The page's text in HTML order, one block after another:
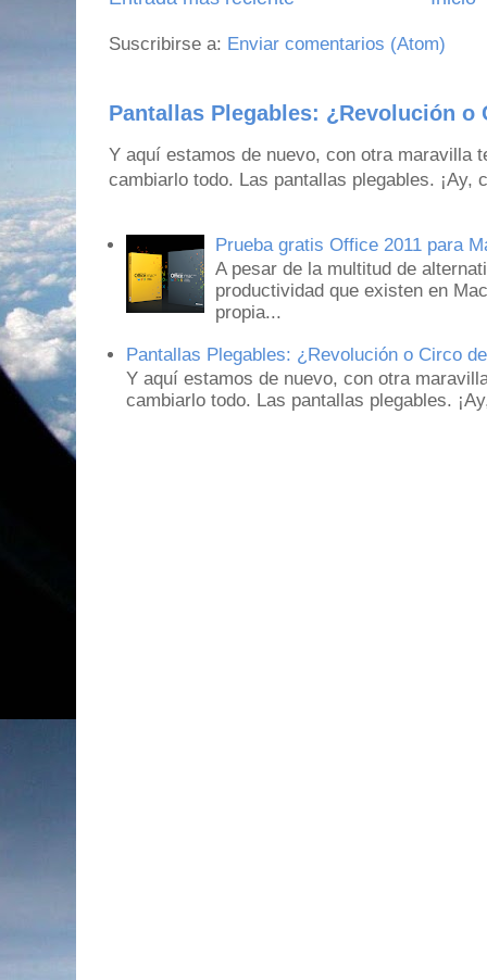
Suscribirse a: Enviar comentarios (Atom)
Pantallas Plegables: ¿Revolución o
Y aquí estamos de nuevo, con otra maravilla
cambiarlo todo. Las pantallas plegables. ¡Ay,
Prueba gratis Office 2011 para
A pesar de la multitud de
productividad que existen en
propia...
Pantallas Plegables: ¿Revolución o Circo
Y aquí estamos de nuevo, con otra
cambiarlo todo. Las pantallas plegables.